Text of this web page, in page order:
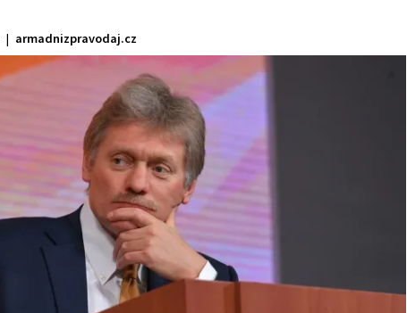
| armadnizpravodaj.cz